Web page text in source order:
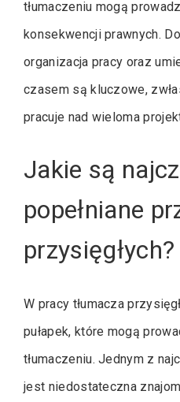
tłumaczeniu mogą
konsekwencji prawnych.
organizacja pracy oraz
czasem są kluczowe,
pracuje nad wieloma
Jakie są
popełniane
przysięgłych?
W pracy tłumacza
pułapek, które mogą
tłumaczeniu. Jednym z
jest niedostateczna